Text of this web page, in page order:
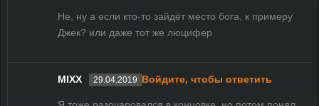
Не, ну а если кто-то зайдёт место бога, к примеру
Джек? или даже тот же люцифер
MIXX 29.04.2019 Войдите, чтобы ответить